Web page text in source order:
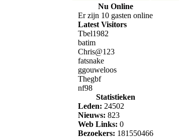
Nu Online
Er zijn 10 gasten online
Latest Visitors
Tbel1982
batim
Chris@123
fatsnake
ggouweloos
Thegbf
nf98
Statistieken
Leden: 24502
Nieuws: 823
Web Links: 0
Bezoekers: 181550466